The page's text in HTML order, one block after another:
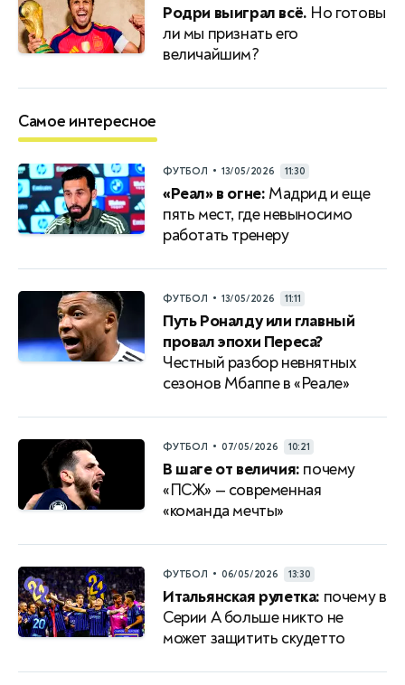
Родри выиграл всё. Но готовы
ли мы признать его
величайшим?
Самое интересное
ФУТБОЛ • 13/05/2026 11:30
«Реал» в огне: Мадрид и еще
пять мест, где невыносимо
работать тренеру
ФУТБОЛ • 13/05/2026 11:11
Путь Роналду или главный
провал эпохи Переса?
Честный разбор невнятных
сезонов Мбаппе в «Реале»
ФУТБОЛ • 07/05/2026 10:21
В шаге от величия: почему
«ПСЖ» — современная
«команда мечты»
ФУТБОЛ • 06/05/2026 13:30
Итальянская рулетка: почему в
Серии A больше никто не
может защитить скудетто